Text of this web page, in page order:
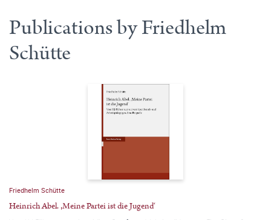
Publications by Friedhelm
Schütte
Friedhelm Schütte
Heinrich Abel. ‚Meine Partei ist die Jugend‘